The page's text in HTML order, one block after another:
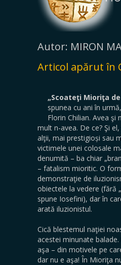
Autor: MIRON
Articol apărut în
„Scoateţi Mioriţa
spunea cu ani în
Florin Chilian. Avea şi
mult n-avea. De ce? Şi
alţii, mai prestigioși sau
victimele unei colosale
denumită – ba chiar
– fatalism mioritic. O
demonstraţie de
obiectele la vedere (fără
spune Iosefini), dar în
arată iluzionistul.
Cică blestemul naţiei
acestei minunate
aşa – din motivele pe
dar nu e aşa! În Mioriţa